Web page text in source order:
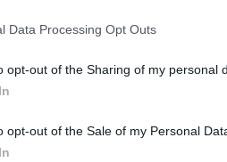
Data Processing Opt Outs
opt-out of the Sharing of my personal
opt-out of the Sale of my Personal
σιδηροδρομικής
11/04/2025 - 08:11